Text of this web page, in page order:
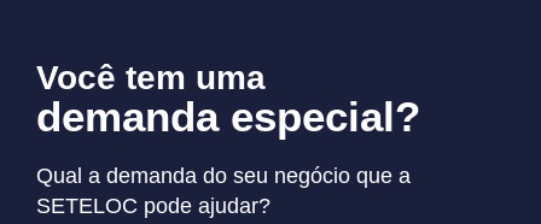
Você tem uma
demanda especial?
Qual a demanda do seu negócio que a
SETELOC pode ajudar?